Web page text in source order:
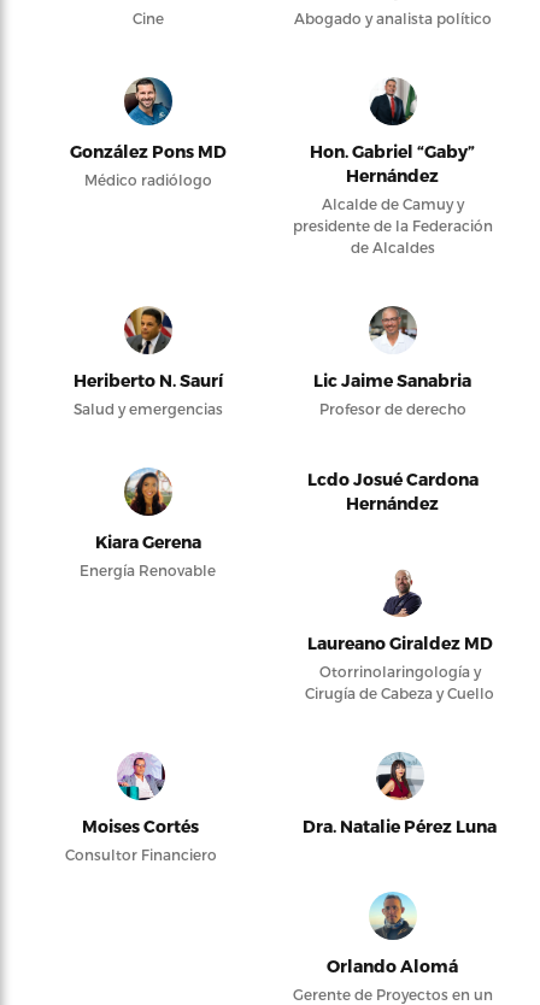
Cine Abogado y analista político
González Pons MD
Médico radiólogo
Hon. Gabriel “Gaby”
Hernández
Alcalde de Camuy y
presidente de la Federación
de Alcaldes
Heriberto N. Saurí
Salud y emergencias
Lic Jaime Sanabria
Profesor de derecho
Kiara Gerena
Energía Renovable
Lcdo Josué Cardona
Hernández
Laureano Giraldez MD
Otorrinolaringología y
Cirugía de Cabeza y Cuello
Moises Cortés
Consultor Financiero
Dra. Natalie Pérez Luna
Orlando Alomá
Gerente de Proyectos en un